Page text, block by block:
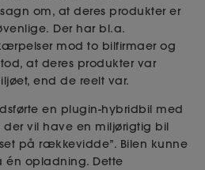
om, at deres produkter er
Der har bl.a.
mod to bilfirmaer og
at deres produkter var
end de reelt var.
en plugin-hybridbil med
der vil have en miljørigtig bil
på rækkevidde”. Bilen kunne
én opladning. Dette